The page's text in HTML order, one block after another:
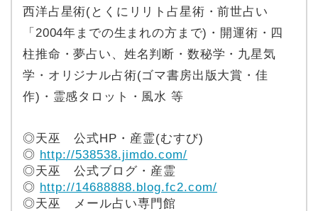
西洋占星術(とくにリリト占星術・前世占い
「2004年までの生まれの方まで)・開運術・四
柱推命・夢占い、姓名判断・数秘学・九星気
学・オリジナル占術(ゴマ書房出版大賞・佳
作)・霊感タロット・風水 等
◎天巫 公式HP・産霊(むすび)
◎ http://538538.jimdo.com/
◎天巫 公式ブログ・産霊
◎ http://14688888.blog.fc2.com/
◎天巫 メール占い専門館